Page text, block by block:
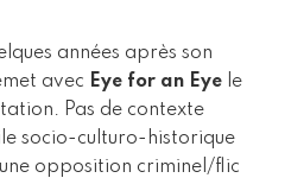
années après son
avec Eye for an Eye le
Pas de contexte
socio-culturo-historique
opposition criminel/flic